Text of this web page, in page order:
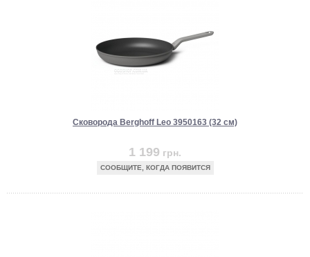
Сковорода Berghoff Leo 3950163 (32 см)
1 199 грн.
СООБЩИТЕ, КОГДА ПОЯВИТСЯ